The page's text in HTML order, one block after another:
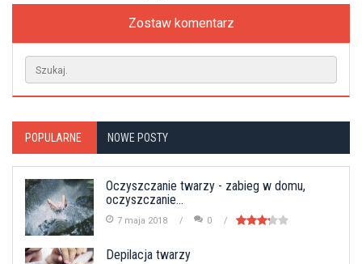
Zostaw komentarz
POPULARNE NOWE POSTY
Oczyszczanie twarzy - zabieg w domu,
oczyszczanie...
7 maja 2018 0
Depilacja twarzy